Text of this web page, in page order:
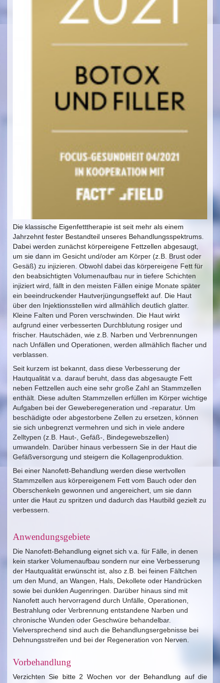
Die klassische Eigenfetttherapie ist seit mehr als einem
Jahrzehnt fester Bestandteil unseres Behandlungsspektrums.
Dabei werden zunächst körpereigene Fettzellen abgesaugt,
um sie dann im Gesicht und/oder am Körper (z.B. Brust oder
Gesäß) zu injizieren. Obwohl dabei das körpereigene Fett für
den beabsichtigten Volumenaufbau nur in tiefere Schichten
injiziert wird, fällt in den meisten Fällen einige Monate später
ein beeindruckender Hautverjüngungseffekt auf. Die Haut
über den Injektionsstellen wird allmählich deutlich glatter.
Kleine Falten und Poren verschwinden. Die Haut wirkt
aufgrund einer verbesserten Durchblutung rosiger und
frischer. Hautschäden, wie z.B. Narben und Verbrennungen
nach Unfällen und Operationen, werden allmählich flacher und
verblassen.
Seit kurzem ist bekannt, dass diese Verbesserung der
Hautqualität v.a. darauf beruht, dass das abgesaugte Fett
neben Fettzellen auch eine sehr große Zahl an Stammzellen
enthält. Diese adulten Stammzellen erfüllen im Körper wichtige
Aufgaben bei der Geweberegeneration und -reparatur. Um
beschädigte oder abgestorbene Zellen zu ersetzen, können
sie sich unbegrenzt vermehren und sich in viele andere
Zelltypen (z.B. Haut-, Gefäß-, Bindegewebszellen)
umwandeln. Darüber hinaus verbessern Sie in der Haut die
Gefäßversorgung und steigern die Kollagenproduktion.
Bei einer Nanofett-Behandlung werden diese wertvollen
Stammzellen aus körpereigenem Fett vom Bauch oder den
Oberschenkeln gewonnen und angereichert, um sie dann
unter die Haut zu spritzen und dadurch das Hautbild gezielt zu
verbessern.
Anwendungsgebiete
Die Nanofett-Behandlung eignet sich v.a. für Fälle, in denen
kein starker Volumenaufbau sondern nur eine Verbesserung
der Hautqualität erwünscht ist, also z.B. bei feinen Fältchen
um den Mund, an Wangen, Hals, Dekollete oder Handrücken
sowie bei dunklen Augenringen. Darüber hinaus sind mit
Nanofett auch hervorragend durch Unfälle, Operationen,
Bestrahlung oder Verbrennung entstandene Narben und
chronische Wunden oder Geschwüre behandelbar.
Vielversprechend sind auch die Behandlungsergebnisse bei
Dehnungsstreifen und bei der Regeneration von Nerven.
Vorbehandlung
Verzichten Sie bitte 2 Wochen vor der Behandlung auf die